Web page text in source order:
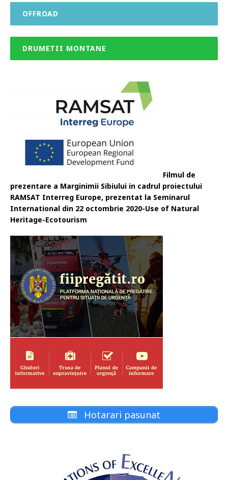
OFFROAD
DRUMETII MONTANE
Filmul de
prezentare a Marginimii Sibiului in cadrul proiectului
RAMSAT Interreg Europe, prezentat la Seminarul
International din 22 octombrie 2020-Use of Natural
Heritage-Ecotourism
Hotarari pasunat